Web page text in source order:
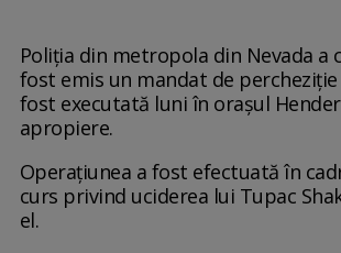
Poliția din metropola din Nevada a
fost emis un mandat de percheziție
fost executată luni în orașul
apropiere.
Operaţiunea a fost efectuată în
curs privind uciderea lui Tupac
el.